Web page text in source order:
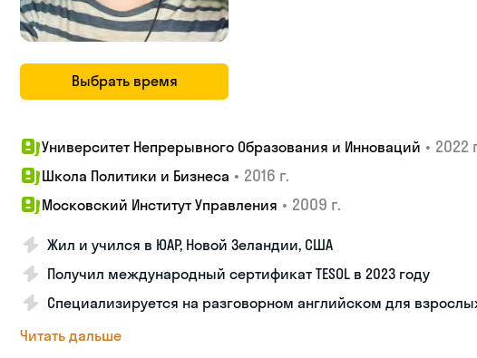
Выбрать время
Университет Непрерывного Образования и Инноваций • 2022
Школа Политики и Бизнеса • 2016 г.
Московский Институт Управления • 2009 г.
Жил и учился в ЮАР, Новой Зеландии, США
Получил международный сертификат TESOL в 2023 году
Специализируется на разговорном английском для
Читать дальше